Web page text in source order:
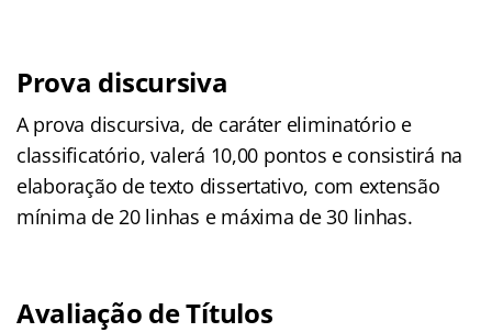
Prova discursiva
A prova discursiva, de caráter eliminatório e
classificatório, valerá 10,00 pontos e consistirá na
elaboração de texto dissertativo, com extensão
mínima de 20 linhas e máxima de 30 linhas.
Avaliação de Títulos